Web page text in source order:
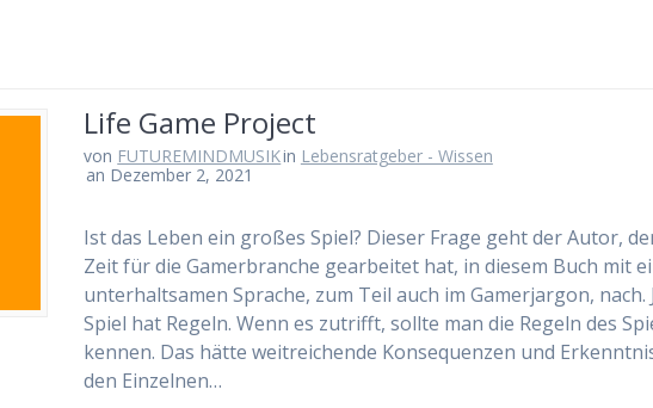
Life Game Project
von FUTUREMINDMUSIKin Lebensratgeber - Wissen
an Dezember 2, 2021
Ist das Leben ein großes Spiel? Dieser Frage geht der Autor,
Zeit für die Gamerbranche gearbeitet hat, in diesem Buch mit
unterhaltsamen Sprache, zum Teil auch im Gamerjargon, nach.
Spiel hat Regeln. Wenn es zutrifft, sollte man die Regeln des
kennen. Das hätte weitreichende Konsequenzen und
den Einzelnen…